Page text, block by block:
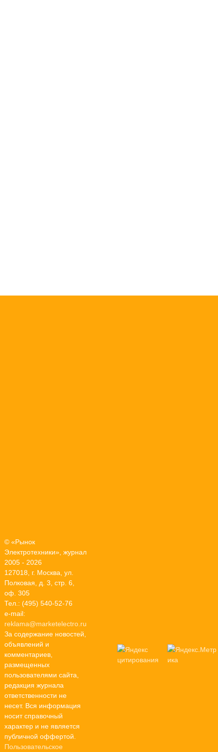
© «Рынок
Электротехники», журнал
2005 - 2026
127018, г. Москва, ул.
Полковая, д. 3, стр. 6,
оф. 305
Тел.: (495) 540-52-76
e-mail:
reklama@marketelectro.ru
За содержание новостей,
объявлений и
комментариев,
размещенных
пользователями сайта,
редакция журнала
ответственности не
несет. Вся информация
носит справочный
характер и не является
публичной оффертой.
Пользовательское